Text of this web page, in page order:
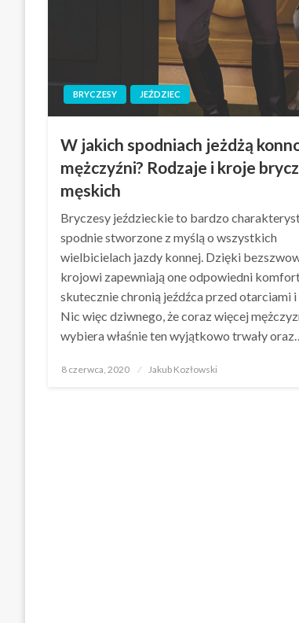
BRYCZESY JEŹDZIEC
W jakich spodniach jeżdżą
mężczyźni? Rodzaje i kroje
męskich
Bryczesy jeździeckie to bardzo
spodnie stworzone z myślą o wszystkich
wielbicielach jazdy konnej. Dzięki
krojowi zapewniają one odpowiedni
skutecznie chronią jeźdźca przed otarciami i
Nic więc dziwnego, że coraz więcej
wybiera właśnie ten wyjątkowo trwały
Opublikowane
8 czerwca, 2020 Jakub Kozłowski